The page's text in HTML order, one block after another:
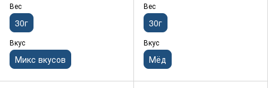
Вес
30г
Вкус
Микс вкусов
Вес
30г
Вкус
Мёд